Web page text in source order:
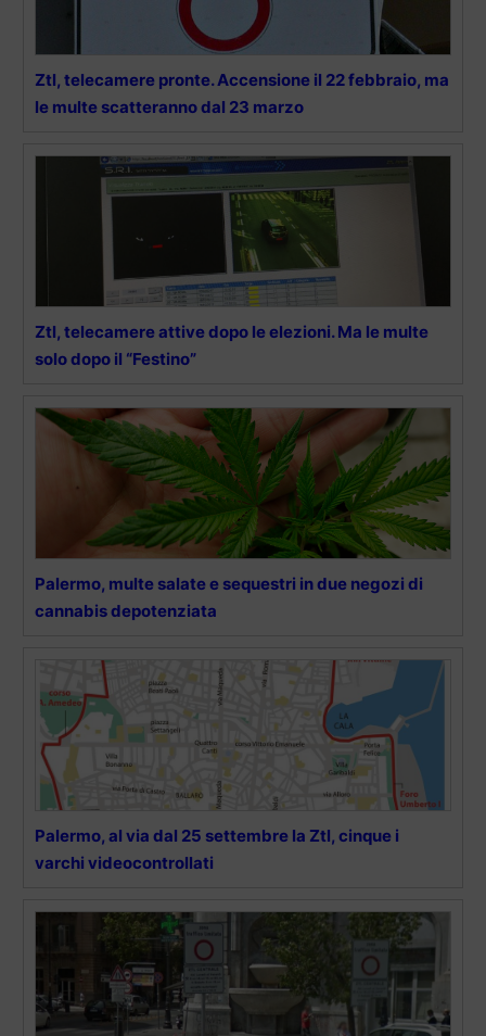
Ztl, telecamere pronte. Accensione il 22 febbraio, ma
le multe scatteranno dal 23 marzo
Ztl, telecamere attive dopo le elezioni. Ma le multe
solo dopo il “Festino”
Palermo, multe salate e sequestri in due negozi di
cannabis depotenziata
Palermo, al via dal 25 settembre la Ztl, cinque i
varchi videocontrollati